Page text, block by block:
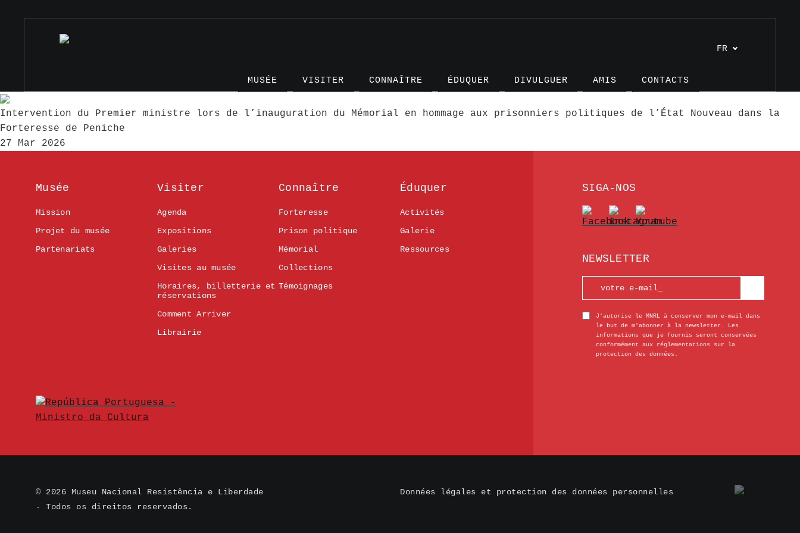
FR
MUSÉE VISITER CONNAÎTRE ÉDUQUER DIVULGUER AMIS CONTACTS
Intervention du Premier ministre lors de l’inauguration du Mémorial en hommage aux prisonniers politiques de l’État Nouveau dans la
Forteresse de Peniche
27 Mar 2026
Musée
Mission
Projet du musée
Partenariats
Visiter
Agenda
Expositions
Galeries
Visites au musée
Horaires, billetterie et
réservations
Comment Arriver
Librairie
Connaître
Forteresse
Prison politique
Mémorial
Collections
Témoignages
Éduquer
Activités
Galerie
Ressources
SIGA-NOS
NEWSLETTER
J'autorise le MNRL à conserver mon e-mail dans
le but de m'abonner à la newsletter. Les
informations que je fournis seront conservées
conformément aux réglementations sur la
protection des données.
© 2026 Museu Nacional Resistência e Liberdade
- Todos os direitos reservados.
Données légales et protection des données personnelles